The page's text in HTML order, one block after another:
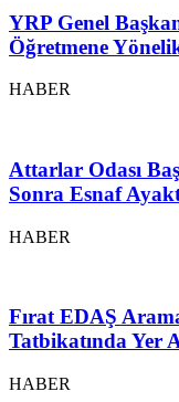
YRP Genel
Öğretmene
HABER
Attarlar Odası
Sonra Esnaf
HABER
Fırat EDAŞ
Tatbikatında Yer
HABER